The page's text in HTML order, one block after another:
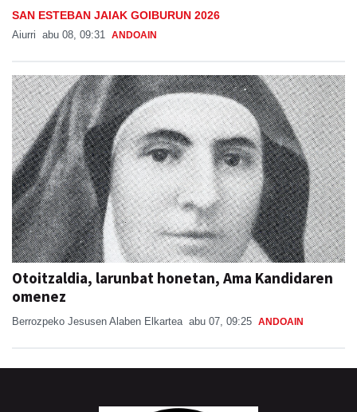
SAN ESTEBAN JAIAK GOIBURUN 2026
Aiurri abu 08, 09:31 ANDOAIN
Otoitzaldia, larunbat honetan, Ama Kandidaren
omenez
Berrozpeko Jesusen Alaben Elkartea abu 07, 09:25 ANDOAIN